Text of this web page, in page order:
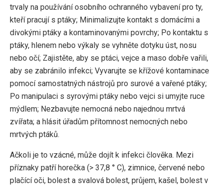
trvaly na používání osobního ochranného vybavení pro ty,
kteří pracují s ptáky; Minimalizujte kontakt s domácími a
divokými ptáky a kontaminovanými povrchy; Po kontaktu s
ptáky, hlenem nebo výkaly se vyhněte dotyku úst, nosu
nebo očí; Zajistěte, aby se ptáci, vejce a maso dobře vařili,
aby se zabránilo infekci; Vyvarujte se křížové kontaminace
pomocí samostatných nástrojů pro surové a vařené ptáky;
Po manipulaci s syrovými ptáky nebo vejci si umyjte ruce
mýdlem; Nezbavujte nemocná nebo najednou mrtvá
zvířata; a hlásit úřadům přítomnost nemocných nebo
mrtvých ptáků.
Ačkoli je to vzácné, může dojít k infekci člověka. Mezi
příznaky patří horečka (> 37,8 ° C), zimnice, červené nebo
plačící oči, bolest a svalová bolest, průjem, kašel, bolest v